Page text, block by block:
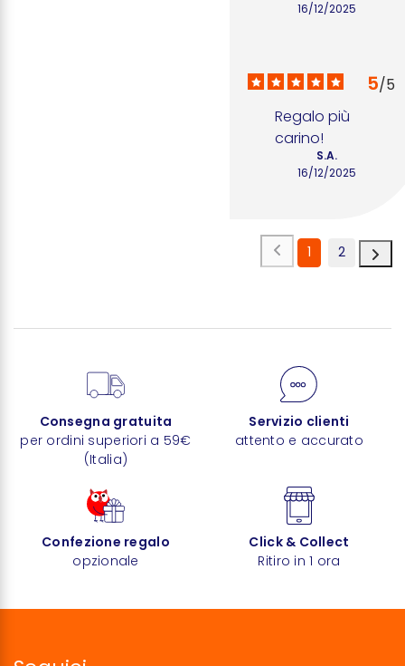
16/12/2025
5/5
Regalo più
carino!
16/12/2025
S.A.
1 2
Consegna gratuita
per ordini superiori a 59€
(Italia)
Servizio clienti
attento e accurato
Confezione regalo
opzionale
Click & Collect
Ritiro in 1 ora